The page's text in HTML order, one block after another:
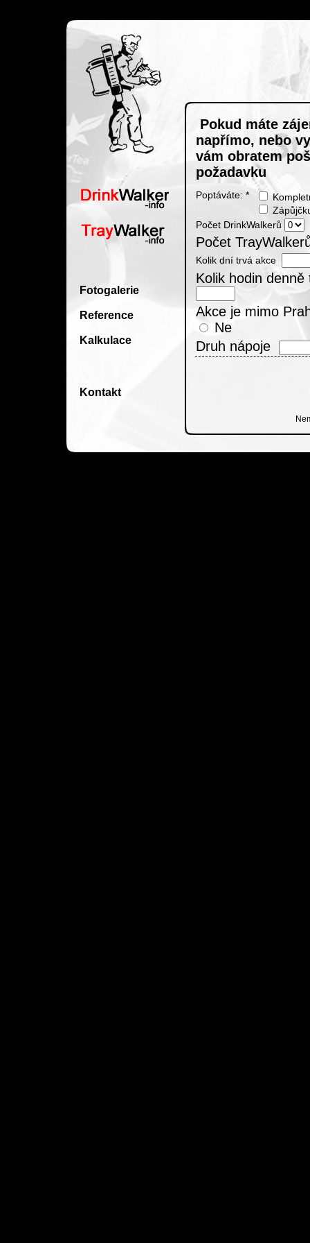
Fotogalerie
Reference
Kalkulace
Kontakt
Pokud máte
napřímo, nebo
vám obratem
požadavku
Poptáváte: *
Počet DrinkWalkerů
Počet
Kolik dní trvá akce
Kolik hodin denně
Akce je mimo
Ne
Druh nápoje